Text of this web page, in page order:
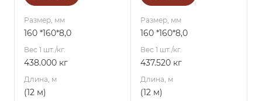
Размер, мм
160 *160*8,0
Вес 1 шт./кг.
438.000 кг
Длина, м
(12 м)
Размер, мм
160 *160*8,0
Вес 1 шт./кг.
437.520 кг
Длина, м
(12 м)